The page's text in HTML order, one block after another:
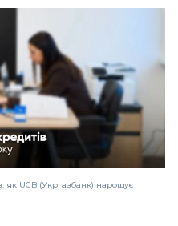
як UGB (Укргазбанк) нарощує